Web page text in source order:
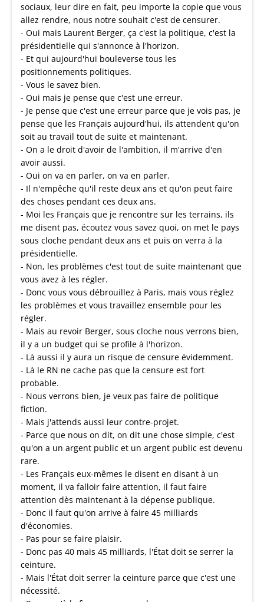
sociaux, leur dire en fait, peu importe la copie que vous
allez rendre, nous notre souhait c'est de censurer.
- Oui mais Laurent Berger, ça c'est la politique, c'est la
présidentielle qui s'annonce à l'horizon.
- Et qui aujourd'hui bouleverse tous les
positionnements politiques.
- Vous le savez bien.
- Oui mais je pense que c'est une erreur.
- Je pense que c'est une erreur parce que je vois pas, je
pense que les Français aujourd'hui, ils attendent qu'on
soit au travail tout de suite et maintenant.
- On a le droit d'avoir de l'ambition, il m'arrive d'en
avoir aussi.
- Oui on va en parler, on va en parler.
- Il n'empêche qu'il reste deux ans et qu'on peut faire
des choses pendant ces deux ans.
- Moi les Français que je rencontre sur les terrains, ils
me disent pas, écoutez vous savez quoi, on met le pays
sous cloche pendant deux ans et puis on verra à la
présidentielle.
- Non, les problèmes c'est tout de suite maintenant que
vous avez à les régler.
- Donc vous vous débrouillez à Paris, mais vous réglez
les problèmes et vous travaillez ensemble pour les
régler.
- Mais au revoir Berger, sous cloche nous verrons bien,
il y a un budget qui se profile à l'horizon.
- Là aussi il y aura un risque de censure évidemment.
- Là le RN ne cache pas que la censure est fort
probable.
- Nous verrons bien, je veux pas faire de politique
fiction.
- Mais j'attends aussi leur contre-projet.
- Parce que nous on dit, on dit une chose simple, c'est
qu'on a un argent public et un argent public est devenu
rare.
- Les Français eux-mêmes le disent en disant à un
moment, il va falloir faire attention, il faut faire
attention dès maintenant à la dépense publique.
- Donc il faut qu'on arrive à faire 45 milliards
d'économies.
- Pas pour se faire plaisir.
- Donc pas 40 mais 45 milliards, l'État doit se serrer la
ceinture.
- Mais l'État doit serrer la ceinture parce que c'est une
nécessité.